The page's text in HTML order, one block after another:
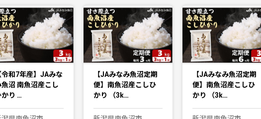
令和7年産】JAみな
魚沼 南魚沼産こし
かり …
【JAみなみ魚沼定期
便】南魚沼産こしひ
かり （3k…
【JAみなみ魚沼定期
便】南魚沼産こしひ
かり （3k…